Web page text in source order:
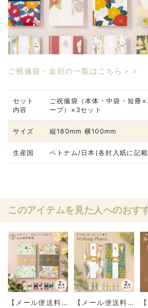
ご祝儀袋・金封の一覧はこちら＞＞
セット
内容
ご祝儀袋（本体・中袋・短冊
ープ）×3セット
サイズ 縦180mm 横100mm
生産国 ベトナム/日本(各封入紙に記
このアイテムを見た人へのおす
【メール便送料無料】LAMPERご祝儀袋 ２枚セット
【メール便送料無料】Wishing Plantsご祝儀袋 ２枚セット